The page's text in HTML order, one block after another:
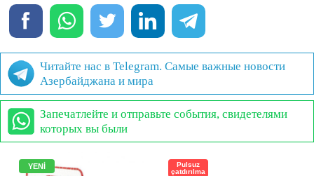
Читайте нас в Telegram. Самые важные новости
Азербайджана и мира
Запечатлейте и отправьте события, свидетелями
которых вы были